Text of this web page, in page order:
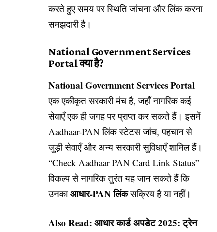
करते हुए समय पर स्थिति जांचना और लिंक करना
समझदारी है।
National Government Services
Portal क्या है?
National Government Services Portal
एक एकीकृत सरकारी मंच है, जहाँ नागरिक कई
सेवाएँ एक ही जगह पर प्राप्त कर सकते हैं। इसमें
Aadhaar-PAN लिंक स्टेटस जांच, पहचान से
जुड़ी सेवाएँ और अन्य सरकारी सुविधाएँ शामिल हैं।
“Check Aadhaar PAN Card Link Status”
विकल्प से नागरिक तुरंत यह जान सकते हैं कि
उनकाआधार-PAN लिंकसक्रिय है या नहीं।
Also Read: आधार कार्ड अपडेट 2025: ट्रेन